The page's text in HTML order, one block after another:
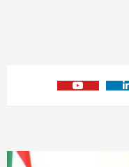
Linkedin
Youtube